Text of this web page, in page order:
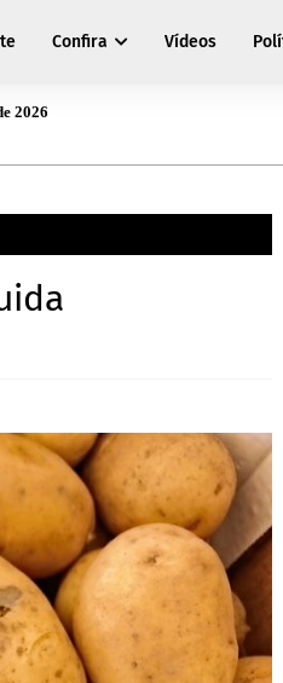
Confira Vídeos
2026